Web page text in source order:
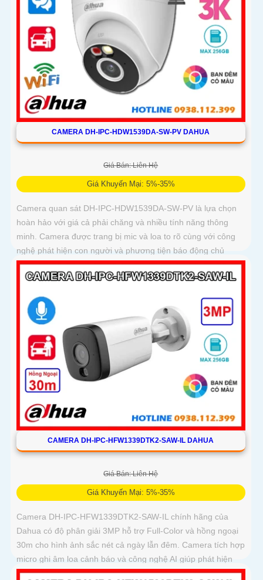
CAMERA DH-IPC-HDW1539DA-SW-PV DAHUA
Giá Bán: Liên Hệ
Giá Khuyến Mại: 5%-35%
Camera quan sát DH-IPC-HDW1539DA-SW-PV là lựa chọn
hoàn hảo với giá cả phải chăng và nhiều tính năng thông
minh. Camera được trang bị mic và loa to rõ cùng với công
nghệ phát hiện con người và phương tiện báo động chủ
động chính xác
CAMERA DH-IPC-HFW1339DTK2-SAW-IL DAHUA
Giá Bán: Liên Hệ
Giá Khuyến Mại: 5%-35%
Camera DH-IPC-HFW1339DTK2-SAW-IL chính hãng của
Dahua có độ phân giải 3MP hỗ trợ Full-Color và hồng ngoại
30m cho hình ảnh sắc nét cả ngày lẫn đêm. Camera tích hợp
micro ghi âm loa cảnh báo và công nghệ AI giúp phát hiện
con người, phương tiện chính xác